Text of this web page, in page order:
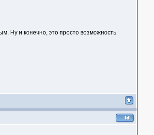
Ну и конечно, это просто возможность